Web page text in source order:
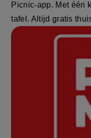
Picnic-app. Met één
tafel. Altijd gratis